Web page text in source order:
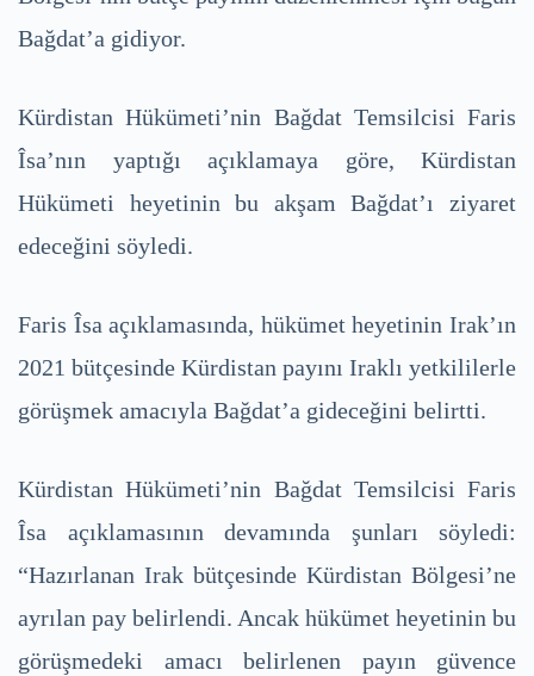
Bağdat’a gidiyor.
Kürdistan Hükümeti’nin Bağdat Temsilcisi Faris
Îsa’nın yaptığı açıklamaya göre, Kürdistan
Hükümeti heyetinin bu akşam Bağdat’ı ziyaret
edeceğini söyledi.
Faris Îsa açıklamasında, hükümet heyetinin Irak’ın
2021 bütçesinde Kürdistan payını Iraklı yetkililerle
görüşmek amacıyla Bağdat’a gideceğini belirtti.
Kürdistan Hükümeti’nin Bağdat Temsilcisi Faris
Îsa açıklamasının devamında şunları söyledi:
“Hazırlanan Irak bütçesinde Kürdistan Bölgesi’ne
ayrılan pay belirlendi. Ancak hükümet heyetinin bu
görüşmedeki amacı belirlenen payın güvence